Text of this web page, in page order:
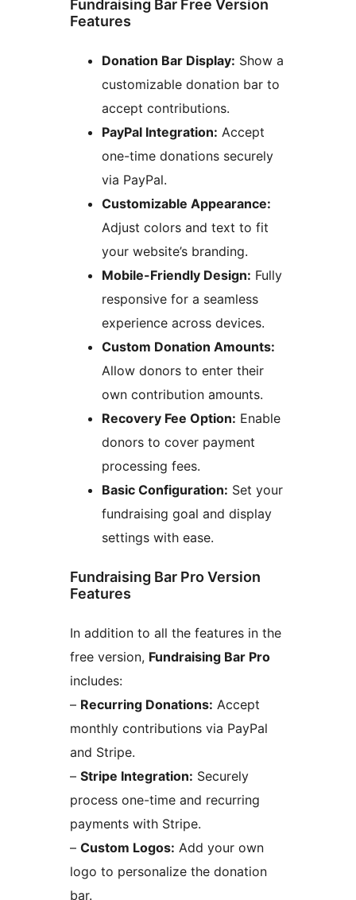
Fundraising Bar Free Version
Features
Donation Bar Display: Show a
customizable donation bar to
accept contributions.
PayPal Integration: Accept
one-time donations securely
via PayPal.
Customizable Appearance:
Adjust colors and text to fit
your website’s branding.
Mobile-Friendly Design: Fully
responsive for a seamless
experience across devices.
Custom Donation Amounts:
Allow donors to enter their
own contribution amounts.
Recovery Fee Option: Enable
donors to cover payment
processing fees.
Basic Configuration: Set your
fundraising goal and display
settings with ease.
Fundraising Bar Pro Version
Features
In addition to all the features in the
free version, Fundraising Bar Pro
includes:
– Recurring Donations: Accept
monthly contributions via PayPal
and Stripe.
– Stripe Integration: Securely
process one-time and recurring
payments with Stripe.
– Custom Logos: Add your own
logo to personalize the donation
bar.